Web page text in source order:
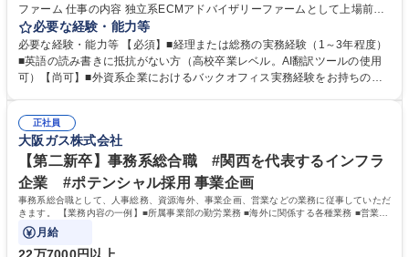
ファーム 仕事の内容 独立系ECMアドバイザリーファームとして上場前後
の資本市場戦略を設計する当社にて経理・総務をお任せします。基礎的な
バックオフィス業務からスタートし組織を支える専任担当として広く活躍
できる環境です。 ■日常経理、月次および年次決算サポート業務 ■本国
（グローバル）との英文メール対応（AI翻訳ツール等を使用しての対応で
業務をお任せします。残業も基本的には発生せず、ご自身のペースで業務
を進めやすく定着率の高い環境です。 募集職種 東京【経理・総務】週1日
出社程度のリモート中心/残業基本無/独立系ファーム
必要な経験・能力等
必要な経験・能力等 【必須】■経理または総務の実務経験（1～3年程度）
■英語の読み書きに抵抗がない方（高校卒業レベル。AI翻訳ツールの使用
可）【尚可】■外資系企業におけるバックオフィス実務経験をお持ちの方
【働き方について】現在は週4日程度の在宅勤務を実施しており、ワーク
ライフバランスを重視する方に最適な環境です（フルリモートも面接で相
談可）。【求める人物像】幅広いバックオフィス業務に柔軟に対応でき、
社内外と円滑にコミュニケーションを取りながら業務を推進できる方 学
歴・資格 学歴：大学院 大学 高専 短大 専修学校 高校 語学力： 資格：
正社員
大阪ガス株式会社
【第二新卒】事務系総合職 #関西を代表するインフラ
企業 #ポテンシャル採用 事業企画
事務系総合職として、人事総務、資源海外、事業企画、営業などの業務に従事していただ
きます。 【業務内容の一例】■所属事業部の勤労業務 ■海外に関係する各種業務 ■営業部
門の企画スタッフ、ルート営業
月給